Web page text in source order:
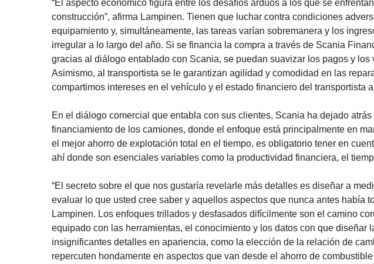
“El aspecto económico figura entre los desafíos arduos a los que se
construcción”, afirma Lampinen. Tienen que luchar contra condiciones
equipamiento y, simultáneamente, las tareas varían sobremanera y los
irregular a lo largo del año. Si se financia la compra a través de Scania
gracias al diálogo entablado con Scania, se puedan suavizar los pagos y
Asimismo, al transportista se le garantizan agilidad y comodidad en las
compartimos intereses en el vehículo y el estado financiero del transportista
En el diálogo comercial que entabla con sus clientes, Scania ha dejado
financiamiento de los camiones, donde el enfoque está principalmente en
el mejor ahorro de explotación total en el tiempo, es obligatorio tener en
ahí donde son esenciales variables como la productividad financiera, el
“El secreto sobre el que nos gustaría revelarle más detalles es diseñar a
evaluar lo que usted cree saber y aquellos aspectos que nunca antes había
Lampinen. Los enfoques trillados y desfasados difícilmente son el camino
equipado con las herramientas, el conocimiento y los datos con que diseñar
insignificantes detalles en apariencia, como la elección de la relación de
repercuten hondamente en aspectos que van desde el ahorro de